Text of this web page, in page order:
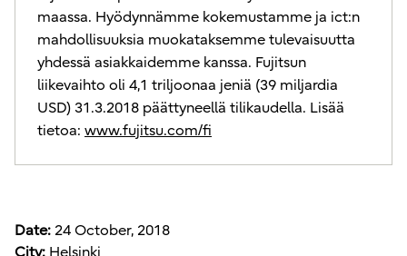
maassa. Hyödynnämme kokemustamme ja ict:n
mahdollisuuksia muokataksemme tulevaisuutta
yhdessä asiakkaidemme kanssa. Fujitsun
liikevaihto oli 4,1 triljoonaa jeniä (39 miljardia
USD) 31.3.2018 päättyneellä tilikaudella. Lisää
tietoa: www.fujitsu.com/fi
Date: 24 October, 2018
City: Helsinki